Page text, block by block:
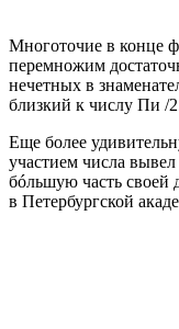
Многоточие в конце
перемножим
нечетных в
близкий к числу Пи /
Еще более
участием числа
бóльшую часть своей
в Петербургской